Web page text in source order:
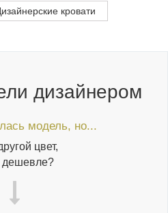
кровати
дизайнером
модель, но...
цвет,
дешевле?